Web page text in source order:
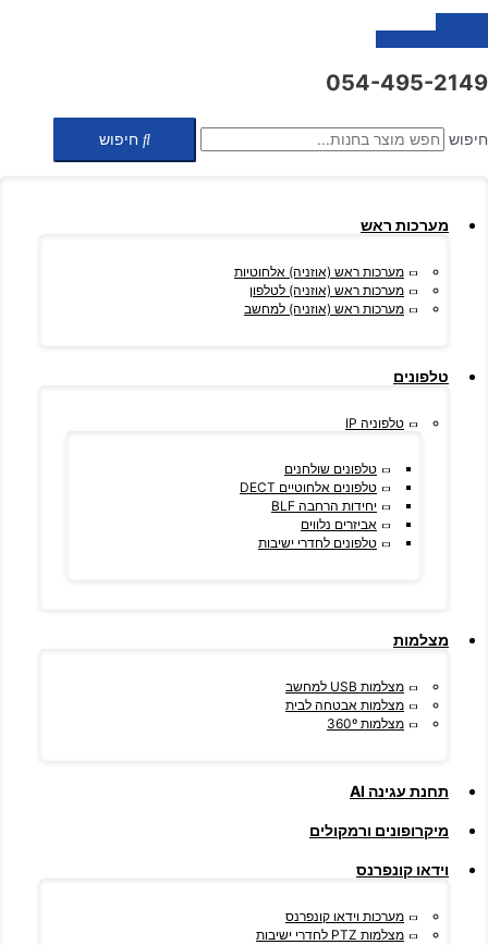
054-495-2149
חיפוש חיפוש
מערכות ראש
מערכות ראש (אוזניה) אלחוטיות
מערכות ראש (אוזניה) לטלפון
מערכות ראש (אוזניה) למחשב
טלפונים
טלפוניה IP
טלפונים שולחנים
טלפונים אלחוטיים DECT
יחידות הרחבה BLF
אביזרים נלווים
טלפונים לחדרי ישיבות
מצלמות
מצלמות USB למחשב
מצלמות אבטחה לבית
מצלמות 360º
תחנת עגינה AI
מיקרופונים ורמקולים
וידאו קונפרנס
מערכות וידאו קונפרנס
מצלמות PTZ לחדרי ישיבות